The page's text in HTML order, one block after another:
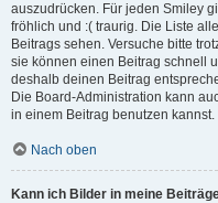
auszudrücken. Für jeden Smiley
fröhlich und :( traurig. Die Liste
Beitrags sehen. Versuche bitte
sie können einen Beitrag schnell
deshalb deinen Beitrag
Die Board-Administration kann
in einem Beitrag benutzen kannst.
Nach oben
Kann ich Bilder in meine